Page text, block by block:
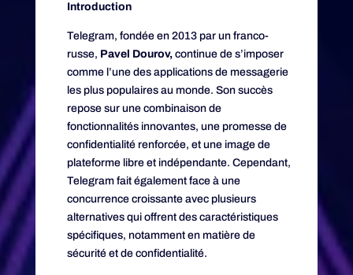
Introduction
Telegram, fondée en 2013 par un franco-
russe, Pavel Dourov,continue de s’imposer
comme l’une des applications de messagerie
les plus populaires au monde. Son succès
repose sur une combinaison de
fonctionnalités innovantes, une promesse de
confidentialité renforcée, et une image de
plateforme libre et indépendante. Cependant,
Telegram fait également face à une
concurrence croissante avec plusieurs
alternatives qui offrent des caractéristiques
spécifiques, notamment en matière de
sécurité et de confidentialité.